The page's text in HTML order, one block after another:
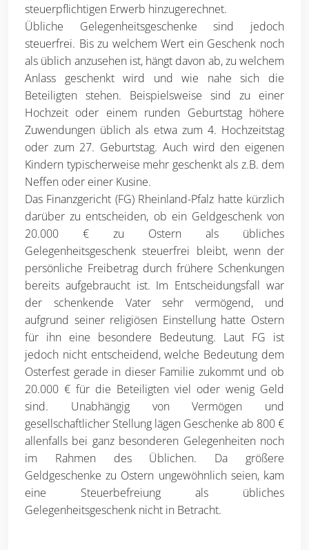
steuerpflichtigen Erwerb hinzugerechnet.
Übliche Gelegenheitsgeschenke sind jedoch
steuerfrei. Bis zu welchem Wert ein Geschenk noch
als üblich anzusehen ist, hängt davon ab, zu welchem
Anlass geschenkt wird und wie nahe sich die
Beteiligten stehen. Beispielsweise sind zu einer
Hochzeit oder einem runden Geburtstag höhere
Zuwendungen üblich als etwa zum 4. Hochzeitstag
oder zum 27. Geburtstag. Auch wird den eigenen
Kindern typischerweise mehr geschenkt als z.B. dem
Neffen oder einer Kusine.
Das Finanzgericht (FG) Rheinland-Pfalz hatte kürzlich
darüber zu entscheiden, ob ein Geldgeschenk von
20.000 € zu Ostern als übliches
Gelegenheitsgeschenk steuerfrei bleibt, wenn der
persönliche Freibetrag durch frühere Schenkungen
bereits aufgebraucht ist. Im Entscheidungsfall war
der schenkende Vater sehr vermögend, und
aufgrund seiner religiösen Einstellung hatte Ostern
für ihn eine besondere Bedeutung. Laut FG ist
jedoch nicht entscheidend, welche Bedeutung dem
Osterfest gerade in dieser Familie zukommt und ob
20.000 € für die Beteiligten viel oder wenig Geld
sind. Unabhängig von Vermögen und
gesellschaftlicher Stellung lägen Geschenke ab 800 €
allenfalls bei ganz besonderen Gelegenheiten noch
im Rahmen des Üblichen. Da größere
Geldgeschenke zu Ostern ungewöhnlich seien, kam
eine Steuerbefreiung als übliches
Gelegenheitsgeschenk nicht in Betracht.